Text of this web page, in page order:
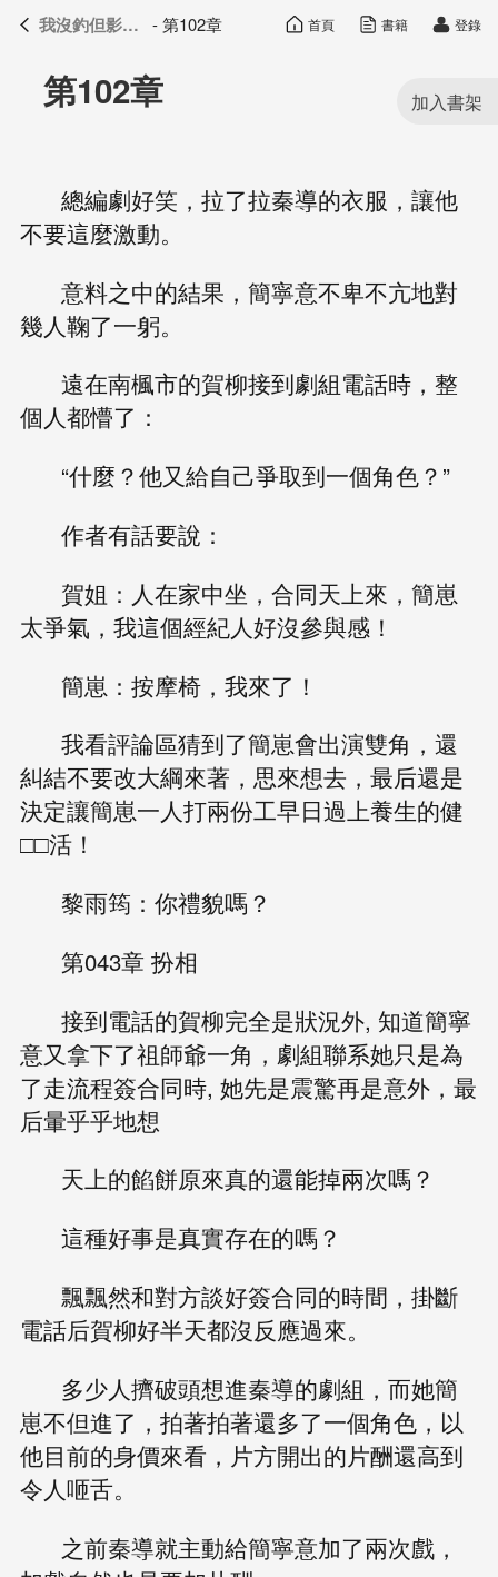
我沒釣但影帝真香了 目錄
第102章
總編劇好笑，拉了拉秦導的衣服，讓他
不要這麼激動。
意料之中的結果，簡寧意不卑不亢地對
幾人鞠了一躬。
遠在南楓市的賀柳接到劇組電話時，整
個人都懵了：
“什麼？他又給自己爭取到一個角色？”
作者有話要說：
賀姐：人在家中坐，合同天上來，簡崽
太爭氣，我這個經紀人好沒參與感！
簡崽：按摩椅，我來了！
我看評論區猜到了簡崽會出演雙角，還
糾結不要改大綱來著，思來想去，最后還是
決定讓簡崽一人打兩份工早日過上養生的健
□□活！
黎雨筠：你禮貌嗎？
第043章 扮相
接到電話的賀柳完全是狀況外, 知道簡寧
意又拿下了祖師爺一角，劇組聯系她只是為
了走流程簽合同時, 她先是震驚再是意外，最
后暈乎乎地想
天上的餡餅原來真的還能掉兩次嗎？
這種好事是真實存在的嗎？
飄飄然和對方談好簽合同的時間，掛斷
電話后賀柳好半天都沒反應過來。
多少人擠破頭想進秦導的劇組，而她簡
崽不但進了，拍著拍著還多了一個角色，以
他目前的身價來看，片方開出的片酬還高到
令人咂舌。
之前秦導就主動給簡寧意加了兩次戲，
我沒釣但影帝真香了 - 第102章 首頁 書籍 登錄